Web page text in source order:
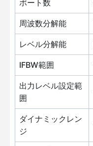
ポート数
周波数分解能
レベル分解能
IFBW範囲
出力レベル設定範
囲
ダイナミックレン
ジ